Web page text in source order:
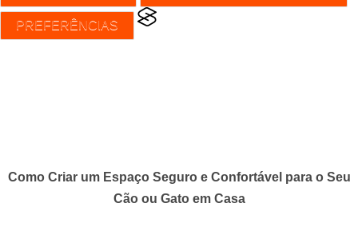
PREFERÊNCIAS
Como Criar um Espaço Seguro e Confortável para o Seu
Cão ou Gato em Casa